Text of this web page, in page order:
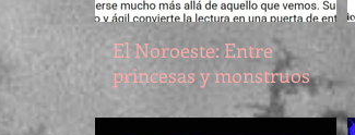
El Noroeste: Entre
princesas y monstruos